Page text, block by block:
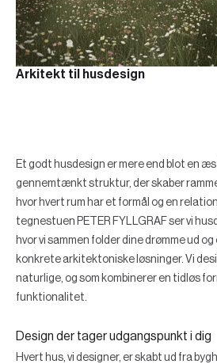
Arkitekt til husdesign
Et godt husdesign er mere end blot en
gennemtænkt struktur, der skaber
hvor hvert rum har et formål og en
tegnestuen PETER FYLLGRAF ser vi
hvor vi sammen folder dine drømme ud
konkrete arkitektoniske løsninger. Vi
naturlige, og som kombinerer en tidløs
funktionalitet.
Design der tager udgangspunkt i dig
Hvert hus, vi designer, er skabt ud fra